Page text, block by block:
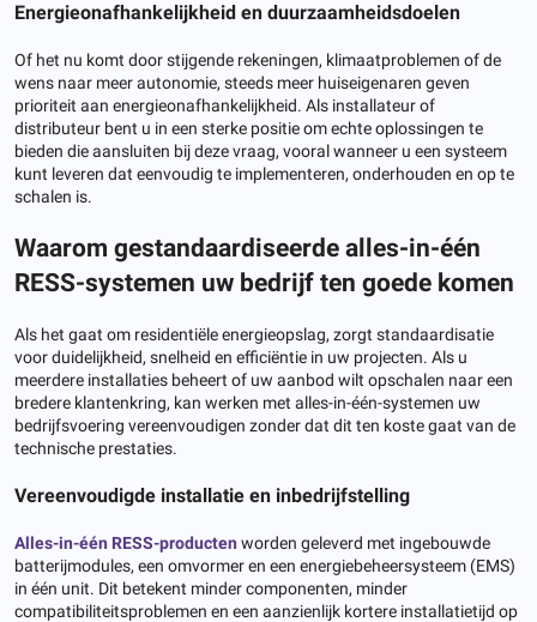
Energieonafhankelijkheid en duurzaamheidsdoelen
Of het nu komt door stijgende rekeningen, klimaatproblemen of de
wens naar meer autonomie, steeds meer huiseigenaren geven
prioriteit aan energieonafhankelijkheid. Als installateur of
distributeur bent u in een sterke positie om echte oplossingen te
bieden die aansluiten bij deze vraag, vooral wanneer u een systeem
kunt leveren dat eenvoudig te implementeren, onderhouden en op te
schalen is.
Waarom gestandaardiseerde alles-in-één
RESS-systemen uw bedrijf ten goede komen
Als het gaat om residentiële energieopslag, zorgt standaardisatie
voor duidelijkheid, snelheid en efficiëntie in uw projecten. Als u
meerdere installaties beheert of uw aanbod wilt opschalen naar een
bredere klantenkring, kan werken met alles-in-één-systemen uw
bedrijfsvoering vereenvoudigen zonder dat dit ten koste gaat van de
technische prestaties.
Vereenvoudigde installatie en inbedrijfstelling
Alles-in-één RESS-producten worden geleverd met ingebouwde
batterijmodules, een omvormer en een energiebeheersysteem (EMS)
in één unit. Dit betekent minder componenten, minder
compatibiliteitsproblemen en een aanzienlijk kortere installatietijd op